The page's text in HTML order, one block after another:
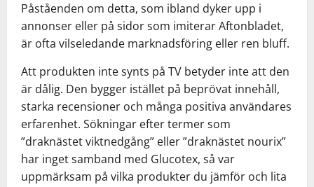
Påståenden om detta, som ibland dyker upp i
annonser eller på sidor som imiterar Aftonbladet,
är ofta vilseledande marknadsföring eller ren bluff.
Att produkten inte synts på TV betyder inte att den
är dålig. Den bygger istället på beprövat innehåll,
starka recensioner och många positiva användares
erfarenhet. Sökningar efter termer som
”draknästet viktnedgång” eller ”draknästet nourix”
har inget samband med Glucotex, så var
uppmärksam på vilka produkter du jämför och lita